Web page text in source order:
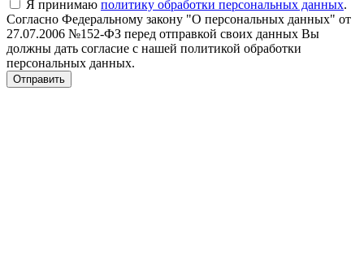
Я принимаю политику обработки персональных данных.
Согласно Федеральному закону "О персональных данных" от
27.07.2006 №152-ФЗ перед отправкой своих данных Вы
должны дать согласие с нашей политикой обработки
персональных данных.
Отправить